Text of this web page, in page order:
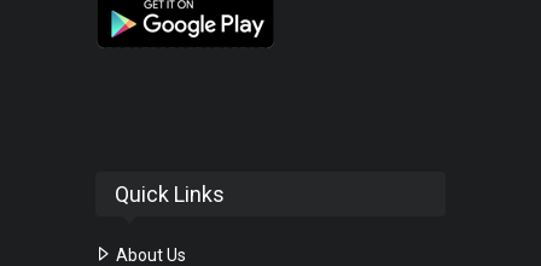
Quick Links
About Us